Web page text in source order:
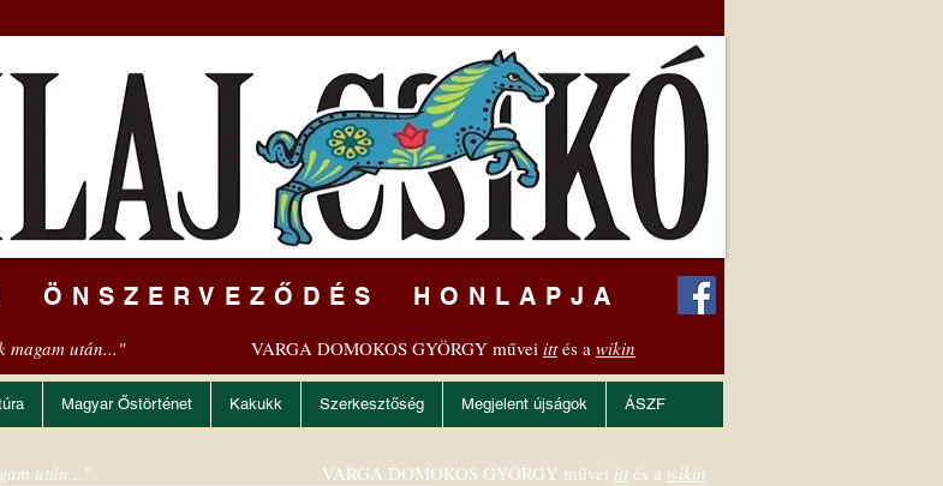
ÖNSZERVEZŐDÉS HONLAPJA
magam után..." VARGA DOMOKOS GYÖRGY művei ittés a wikin
Magyar Őstörténet Kakukk Szerkesztőség Megjelent újságok ÁSZF
után..." VARGA DOMOKOS GYÖRGY művei itt és a wikin